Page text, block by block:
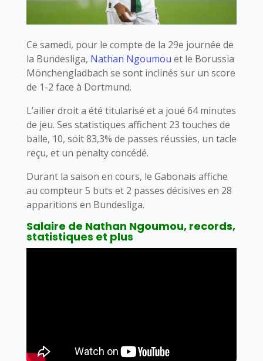
Ce samedi, pour le compte de la 29e journée de
la Bundesliga, Nathan Ngoumou et le Borussia
Mönchengladbach se sont inclinés sur un score
de 1-2 face à Dortmund.
L’ailier droit a été titularisé et a joué 64 minutes
de jeu. Ses statistiques affichent 23 touches de
balle, 10, soit 83,3% de passes réussies, un tacle
reçu, et un penalty concédé.
Durant la saison en cours, le Gabonais affiche
au compteur 5 buts et 2 passes décisives en 28
apparitions en Bundesliga.
Salaire de Nathan Ngoumou, records,
statistiques et plus